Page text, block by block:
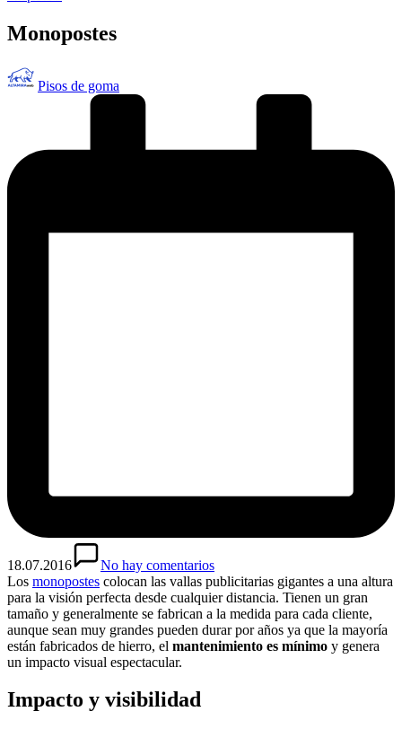
Monopostes
Publicado
por
Pisos de goma
18.07.2016
No hay comentarios
Los monopostes colocan las vallas publicitarias gigantes a una altura
para la visión perfecta desde cualquier distancia. Tienen un gran
tamaño y generalmente se fabrican a la medida para cada cliente,
aunque sean muy grandes pueden durar por años ya que la mayoría
están fabricados de hierro, el mantenimiento es mínimo y genera
un impacto visual espectacular.
Impacto y visibilidad